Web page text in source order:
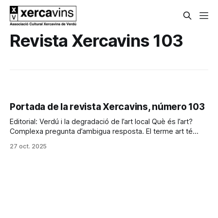
Revista Xercavins 103
Portada de la revista Xercavins, número 103
Editorial: Verdú i la degradació de l’art local Què és l’art?
Complexa pregunta d’ambigua resposta. El terme art té
a nosaltres, tècnica. Així doncs, l’habilitat tècnica i el gust
27 oct. 2025